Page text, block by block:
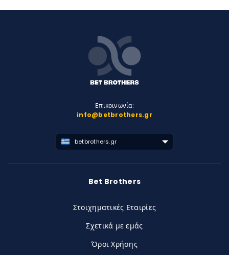
Επικοινωνία:
info@betbrothers.gr
betbrothers.gr
Bet Brothers
Στοιχηματικές Εταιρίες
Σχετικά με εμάς
Όροι Χρήσης